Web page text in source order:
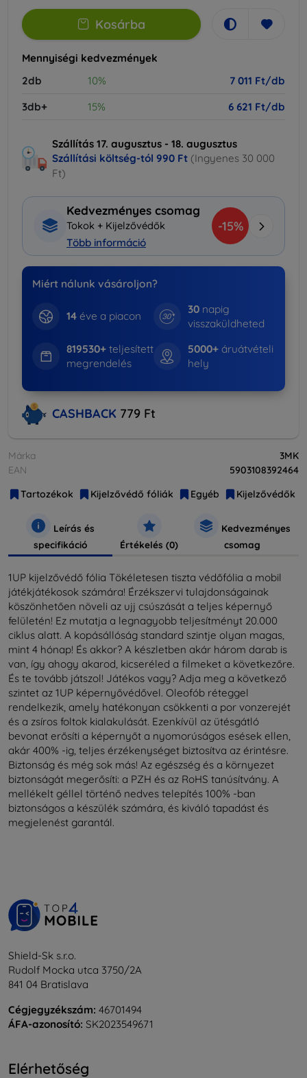
Kosárba
Mennyiségi kedvezmények
2db
10%
7 011 Ft/db
3db+
15% 6 621 Ft/db
Szállítás 17. augusztus - 18. augusztus
Szállítási költség-tól 990 Ft (Ingyenes 30 000
Ft)
Kedvezményes csomag
Tokok + Kijelzővédők
Több információ
-15%
Miért nálunk vásároljon?
14éve a piacon
30 napig
visszaküldheted
819530+teljesített
megrendelés
5000+ áruátvételi
hely
CASHBACK 779 Ft
Márka
3MK
EAN
5903108392464
Tartozékok
Kijelzővédő fóliák Egyéb Kijelzővédők
Leírás és
specifikáció
Értékelés (0)
Kedvezményes
csomag
1UP kijelzővédő fólia Tökéletesen tiszta védőfólia a mobil
játékjátékosok számára! Érzékszervi tulajdonságainak
köszönhetően növeli az ujj csúszását a teljes képernyő
felületén! Ez mutatja a legnagyobb teljesítményt 20.000
ciklus alatt. A kopásállóság standard szintje olyan magas,
mint 4 hónap! És akkor? A készletben akár három darab is
van, így ahogy akarod, kicseréled a filmeket a következőre.
És te tovább játszol! Játékos vagy? Adja meg a következő
szintet az 1UP képernyővédővel. Oleofób réteggel
rendelkezik, amely hatékonyan csökkenti a por vonzerejét
és a zsíros foltok kialakulását. Ezenkívül az ütésgátló
bevonat erősíti a képernyőt a nyomorúságos esések ellen,
akár 400% -ig, teljes érzékenységet biztosítva az érintésre.
Biztonság és még sok más! Az egészség és a környezet
biztonságát megerősíti: a PZH és az RoHS tanúsítvány. A
mellékelt géllel történő nedves telepítés 100% -ban
biztonságos a készülék számára, és kiváló tapadást és
megjelenést garantál.
Shield-Sk s.r.o.
Rudolf Mocka utca 3750/2A
841 04 Bratislava
Cégjegyzékszám: 46701494
ÁFA-azonosító: SK2023549671
Elérhetőség